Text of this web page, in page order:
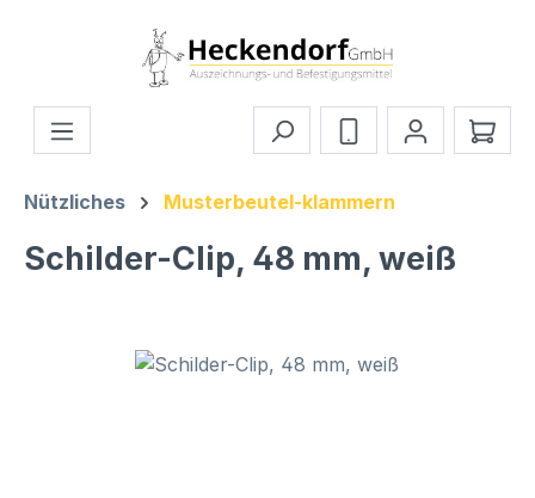
Zum Hauptinhalt springen
Nützliches Musterbeutel-klammern
Schilder-Clip, 48 mm, weiß
Bildergalerie überspringen